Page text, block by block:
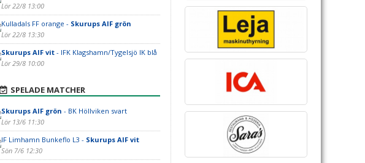
Lör 22/8 13:00
Kulladals FF orange - Skurups AIF grön
Lör 22/8 13:30
Skurups AIF vit- IFK Klagshamn/Tygelsjö IK blå
Lör 29/8 10:00
SPELADE MATCHER
Skurups AIF grön - BK Höllviken svart
Lör 13/6 11:30
IF Limhamn Bunkeflo L3 - Skurups AIF vit
Sön 7/6 12:30